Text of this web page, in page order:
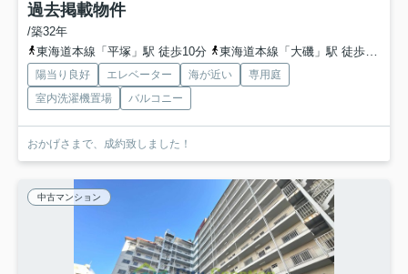
過去掲載物件
/築32年
東海道本線「平塚」駅 徒歩10分
東海道本線「大磯」駅 徒歩49分
陽当り良好 エレベーター 海が近い
専用庭
室内洗濯機置場
バルコニー
おかげさまで、成約致しました！
中古マンション